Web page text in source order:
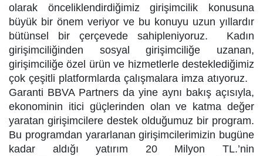
olarak önceliklendirdiğimiz girişimcilik konusuna
büyük bir önem veriyor ve bu konuyu uzun yıllardır
bütünsel bir çerçevede sahipleniyoruz. Kadın
girişimciliğinden sosyal girişimciliğe uzanan,
girişimciliğe özel ürün ve hizmetlerle desteklediğimiz
çok çeşitli platformlarda çalışmalara imza atıyoruz.
Garanti BBVA Partners da yine aynı bakış açısıyla,
ekonominin itici güçlerinden olan ve katma değer
yaratan girişimcilere destek olduğumuz bir program.
Bu programdan yararlanan girişimcilerimizin bugüne
kadar aldığı yatırım 20 Milyon TL.’nin